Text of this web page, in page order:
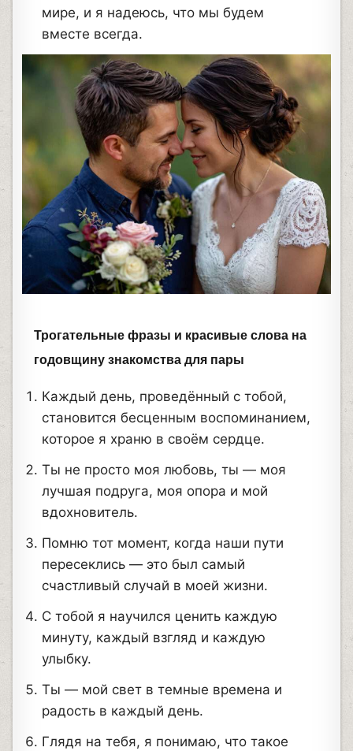
мире, и я надеюсь, что мы будем
вместе всегда.
Трогательные фразы и красивые слова на
годовщину знакомства для пары
Каждый день, проведённый с тобой,
становится бесценным воспоминанием,
которое я храню в своём сердце.
Ты не просто моя любовь, ты — моя
лучшая подруга, моя опора и мой
вдохновитель.
Помню тот момент, когда наши пути
пересеклись — это был самый
счастливый случай в моей жизни.
С тобой я научился ценить каждую
минуту, каждый взгляд и каждую
улыбку.
Ты — мой свет в темные времена и
радость в каждый день.
Глядя на тебя, я понимаю, что такое